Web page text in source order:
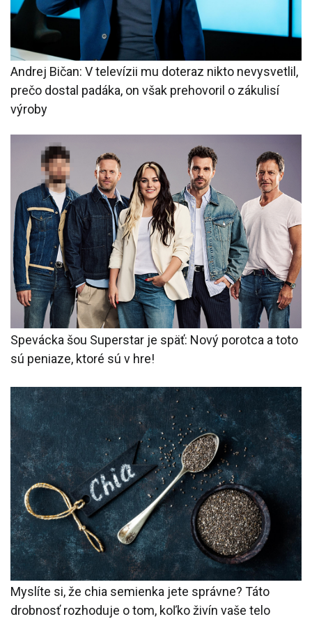
Andrej Bičan: V televízii mu doteraz nikto nevysvetlil,
prečo dostal padáka, on však prehovoril o zákulisí
výroby
Spevácka šou Superstar je späť: Nový porotca a toto
sú peniaze, ktoré sú v hre!
Myslíte si, že chia semienka jete správne? Táto
drobnosť rozhoduje o tom, koľko živín vaše telo